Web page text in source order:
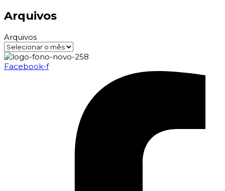
Arquivos
Arquivos
Facebook-f